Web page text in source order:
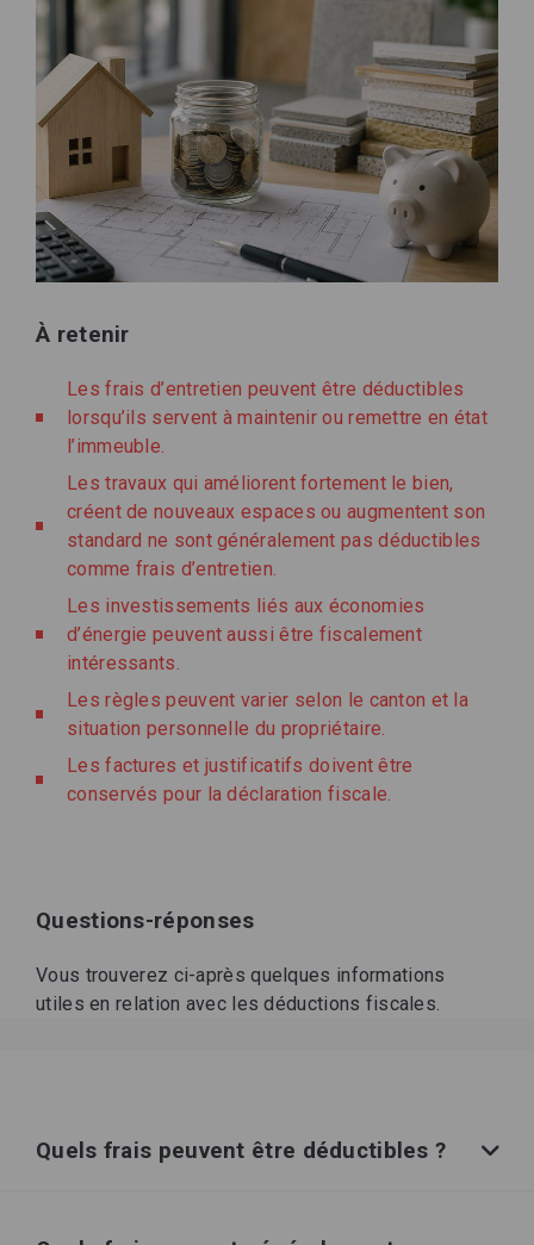
À retenir
Les frais d’entretien peuvent être déductibles
lorsqu’ils servent à maintenir ou remettre en état
l’immeuble.
Les travaux qui améliorent fortement le bien,
créent de nouveaux espaces ou augmentent son
standard ne sont généralement pas déductibles
comme frais d’entretien.
Les investissements liés aux économies
d’énergie peuvent aussi être fiscalement
intéressants.
Les règles peuvent varier selon le canton et la
situation personnelle du propriétaire.
Les factures et justificatifs doivent être
conservés pour la déclaration fiscale.
Questions-réponses
Vous trouverez ci-après quelques informations
utiles en relation avec les déductions fiscales.
Quels frais peuvent être déductibles ?